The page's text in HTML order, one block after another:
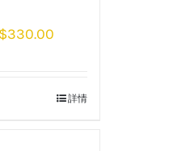
$330.00
詳情